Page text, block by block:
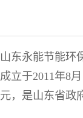
山东永能节能环
成立于2011年8
元，是山东省政